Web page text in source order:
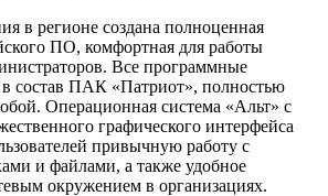
в регионе создана полноценная
ПО, комфортная для работы
Все программные
состав ПАК «Патриот», полностью
Операционная система «Альт» с
графического интерфейса
привычную работу с
и файлами, а также удобное
окружением в организациях.